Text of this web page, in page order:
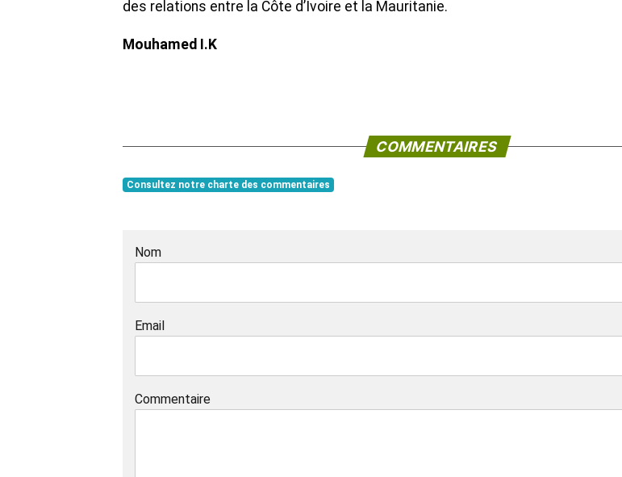
des relations entre la Côte d’Ivoire et la Mauritanie.
Mouhamed I.K
COMMENTAIRES
Consultez notre charte des commentaires
Nom
Email
Commentaire